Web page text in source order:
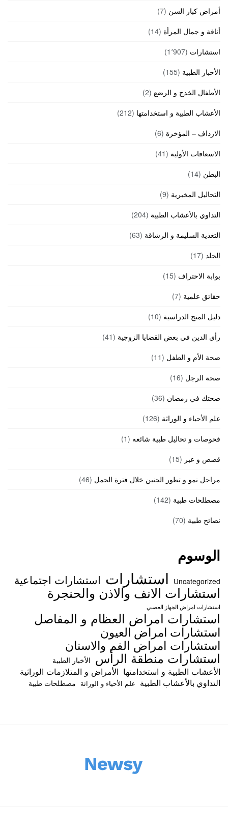
أمراض كبار السن (7)
أناقة و جمال المرأة (14)
استشارات (1٬907)
الأخبار الطبية (155)
الأطفال الخدج و الرضع (2)
الأعشاب الطبية و استخدامتها (212)
الارداف – المؤخرة (6)
الاسعافات الأولية (41)
البطن (14)
التحاليل المخبرية (9)
التداوي بالأعشاب الطبية (204)
التغذية السليمة و الرشاقة (63)
الجلد (17)
بوابة الاحتراف (15)
حقائق علمية (7)
دليل المنح الدراسية (10)
رأي الدين في بعض القضايا الزوجية (41)
صحة الأم و الطفل (11)
صحة الرجل (16)
صحتك في رمضان (36)
علم الأحياء و الوراثة (126)
فحوصات و تحاليل طبية شائعه (1)
قصص و عبر (15)
مراحل نمو و تطور الجنين خلال فترة الحمل (46)
مصطلحات طبية (142)
نصائح طبية (70)
الوسوم
Uncategorized استشارات استشارات اجتماعية
استشارات الانف والاذن والحنجرة
استشارات امراض الجهاز العصبي
استشارات امراض العظام و المفاصل
استشارات امراض العيون
استشارات امراض الفم والاسنان
استشارات منطقة الرأس الأخبار الطبية
الأعشاب الطبية و استخدامتها الأمراض و المتلازمات الوراثية
التداوي بالأعشاب الطبية علم الأحياء و الوراثة مصطلحات طبية